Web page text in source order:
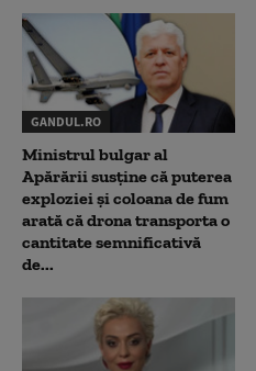
GANDUL.RO
Ministrul bulgar al
Apărării susține că puterea
exploziei și coloana de fum
arată că drona transporta o
cantitate semnificativă
de...